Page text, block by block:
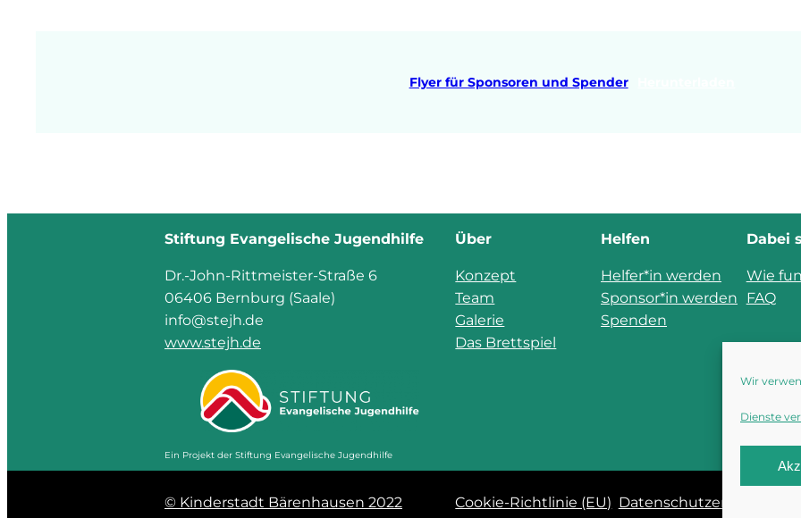
Wir
Dienste
Flyer für Sponsoren und Spender
Stiftung Evangelische Jugendhilfe
Dr.-John-Rittmeister-Straße 6
06406 Bernburg (Saale)
info@stejh.de
www.stejh.de
Ein Projekt der Stiftung Evangelische Jugendhilfe
Über
Konzept
Team
Galerie
Das Brettspiel
Helfen
Helfer*in werden
Sponsor*in werden
Spenden
Dabei
Wie
FAQ
© Kinderstadt Bärenhausen 2022 Cookie-Richtlinie (EU) Datenschutzerklärung